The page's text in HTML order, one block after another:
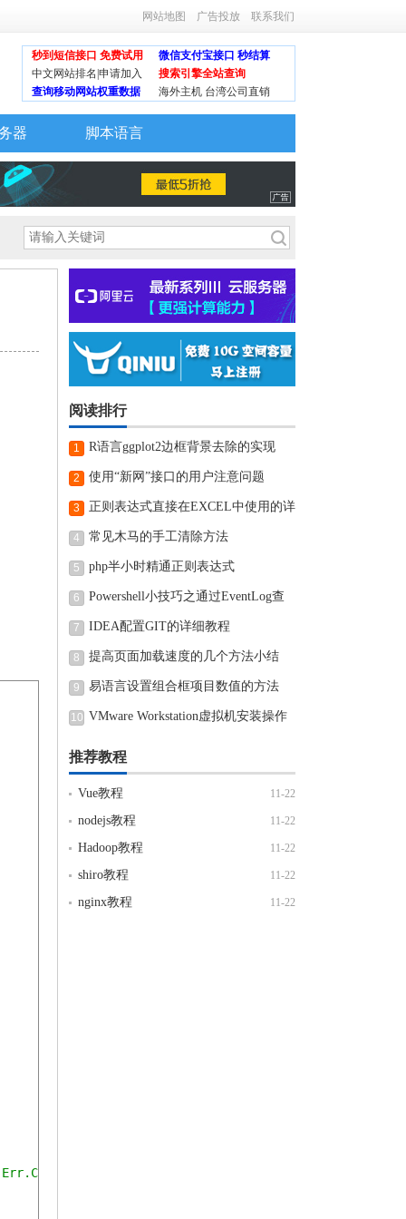
网站地图 广告投放 联系我们
秒到短信接口 免费试用
微信支付宝接口 秒结算
中文网站排名|申请加入
搜索引擎全站查询
查询移动网站权重数据
海外主机 台湾公司直销
器 脚本语言
阅读排行
1 R语言ggplot2边框背景去除的实现
2 使用“新网”接口的用户注意问题
3
正则表达式直接在EXCEL中使用的详
细步骤
4 常见木马的手工清除方法
5 php半小时精通正则表达式
6
Powershell小技巧之通过EventLog查
看近期电脑开机和关机时间
7 IDEA配置GIT的详细教程
8 提高页面加载速度的几个方法小结
9 易语言设置组合框项目数值的方法
10 VMware Workstation虚拟机安装操作
推荐教程
11-22
Vue教程
11-22
nodejs教程
11-22
Hadoop教程
11-22
shiro教程
11-22
nginx教程